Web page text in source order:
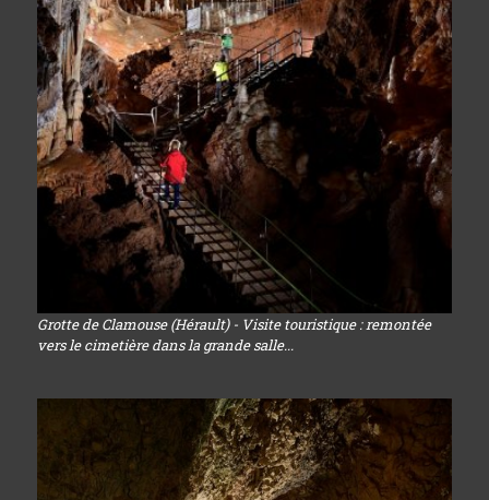
Grotte de Clamouse (Hérault) - Visite touristique : remontée
vers le cimetière dans la grande salle...